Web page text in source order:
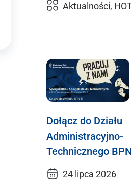
Aktualności,
Dołącz do Działu
Administracyjno-
Technicznego
24 lipca 2026